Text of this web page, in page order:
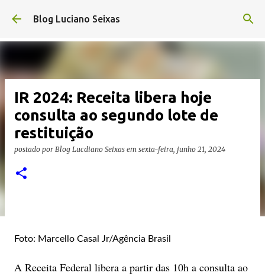
Pular para o conteúdo principal
Blog Luciano Seixas
IR 2024: Receita libera hoje
consulta ao segundo lote de
restituição
postado por Blog Lucdiano Seixas em sexta-feira, junho 21, 2024
Foto: Marcello Casal Jr/Agência Brasil
A Receita Federal libera a partir das 10h a consulta ao